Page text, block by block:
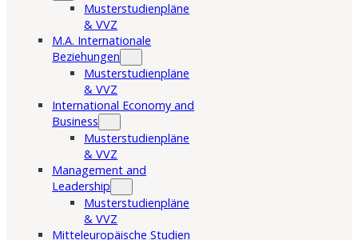
Musterstudienpläne
& VVZ
M.A. Internationale
Beziehungen
Musterstudienpläne
& VVZ
International Economy and
Business
Musterstudienpläne
& VVZ
Management and
Leadership
Musterstudienpläne
& VVZ
Mitteleuropäische Studien